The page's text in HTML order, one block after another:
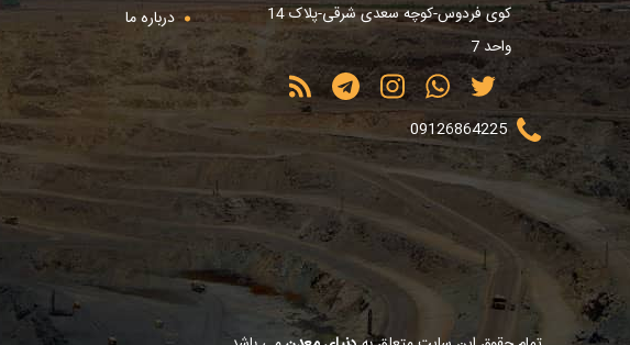
کوی فردوس-کوچه سعدی شرقی-پلاک 14
واحد 7
09126864225
درباره ما